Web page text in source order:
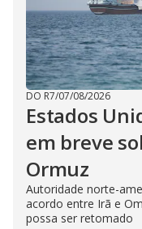
DO R7/07/08/2026
Estados
em breve
Ormuz
Autoridade norte-
acordo entre Irã e
possa ser retomado